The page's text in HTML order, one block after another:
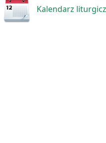
Kalendarz